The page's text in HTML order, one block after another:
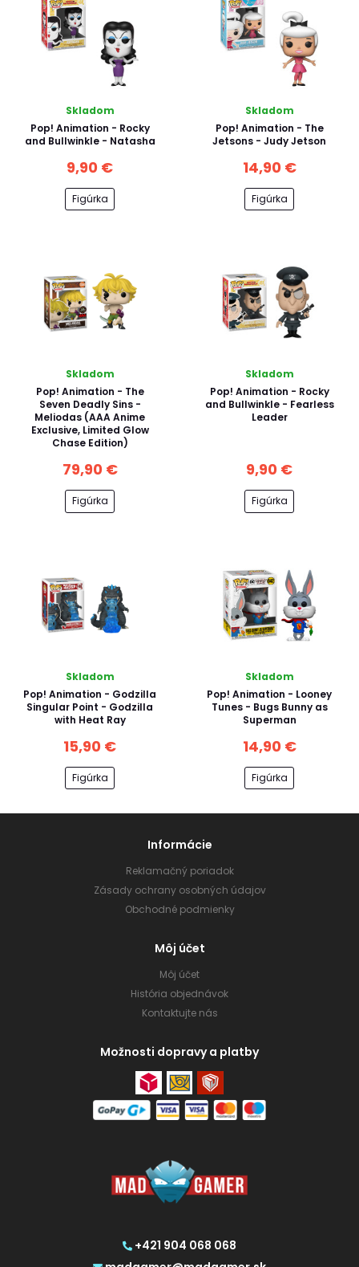
Skladom
Pop! Animation - Rocky
and Bullwinkle - Natasha
9,90 €
Figúrka
Skladom
Pop! Animation - The
Jetsons - Judy Jetson
14,90 €
Figúrka
Skladom
Pop! Animation - The
Seven Deadly Sins -
Meliodas (AAA Anime
Exclusive, Limited Glow
Chase Edition)
79,90 €
Figúrka
Skladom
Pop! Animation - Rocky
and Bullwinkle - Fearless
Leader
9,90 €
Figúrka
Skladom
Pop! Animation - Godzilla
Singular Point - Godzilla
with Heat Ray
15,90 €
Figúrka
Skladom
Pop! Animation - Looney
Tunes - Bugs Bunny as
Superman
14,90 €
Figúrka
+421 904 068 068
Informácie
Reklamačný poriadok
Zásady ochrany osobných údajov
Obchodné podmienky
Môj účet
Môj účet
História objednávok
Kontaktujte nás
Možnosti dopravy a platby